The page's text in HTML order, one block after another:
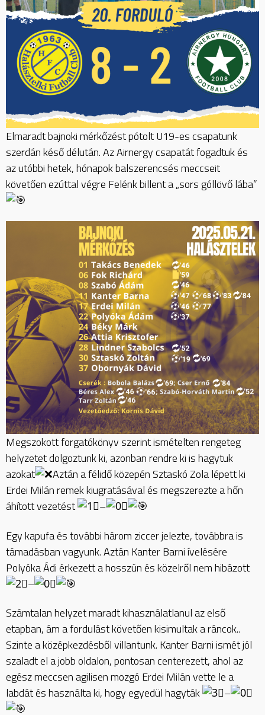
Elmaradt bajnoki mérkőzést pótolt U19-es csapatunk
szerdán késő délután. Az Airnergy csapatát fogadtuk és
az utóbbi hetek, hónapok balszerencsés meccseit
követően ezúttal végre Felénk billent a „sors góllövő lába”
Megszokott forgatókönyv szerint ismételten rengeteg
helyzetet dolgoztunk ki, azonban rendre ki is hagytuk
azokat
Aztán a félidő közepén Sztaskó Zola lépett ki
Erdei Milán remek kiugratásával és megszerezte a hőn
áhított vezetést
–
Egy kapufa és további három ziccer jelezte, továbbra is
támadásban vagyunk. Aztán Kanter Barni ívelésére
Polyóka Ádi érkezett a hosszún és közelről nem hibázott
–
Számtalan helyzet maradt kihasználatlanul az első
etapban, ám a fordulást követően kisimultak a ráncok..
Szinte a középkezdésből villantunk. Kanter Barni ismét jól
szaladt el a jobb oldalon, pontosan centerezett, ahol az
egész meccsen agilisen mozgó Erdei Milán vette le a
labdát és használta ki, hogy egyedül hagyták
–